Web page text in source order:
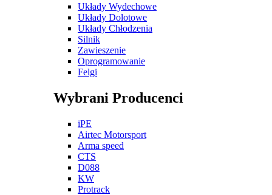
Układy Wydechowe
Układy Dolotowe
Układy Chłodzenia
Silnik
Zawieszenie
Oprogramowanie
Felgi
Wybrani Producenci
iPE
Airtec Motorsport
Arma speed
CTS
D088
KW
Protrack